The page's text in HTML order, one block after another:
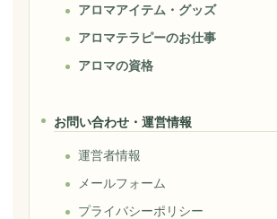
アロマアイテム・グッズ
アロマテラピーのお仕事
アロマの資格
お問い合わせ・運営情報
運営者情報
メールフォーム
プライバシーポリシー